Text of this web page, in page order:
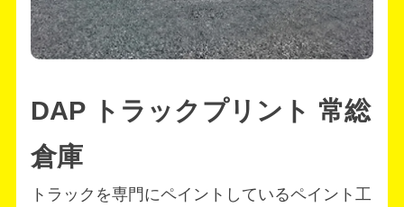
DAP トラックプリント 常総
倉庫
トラックを専門にペイントしているペイント工